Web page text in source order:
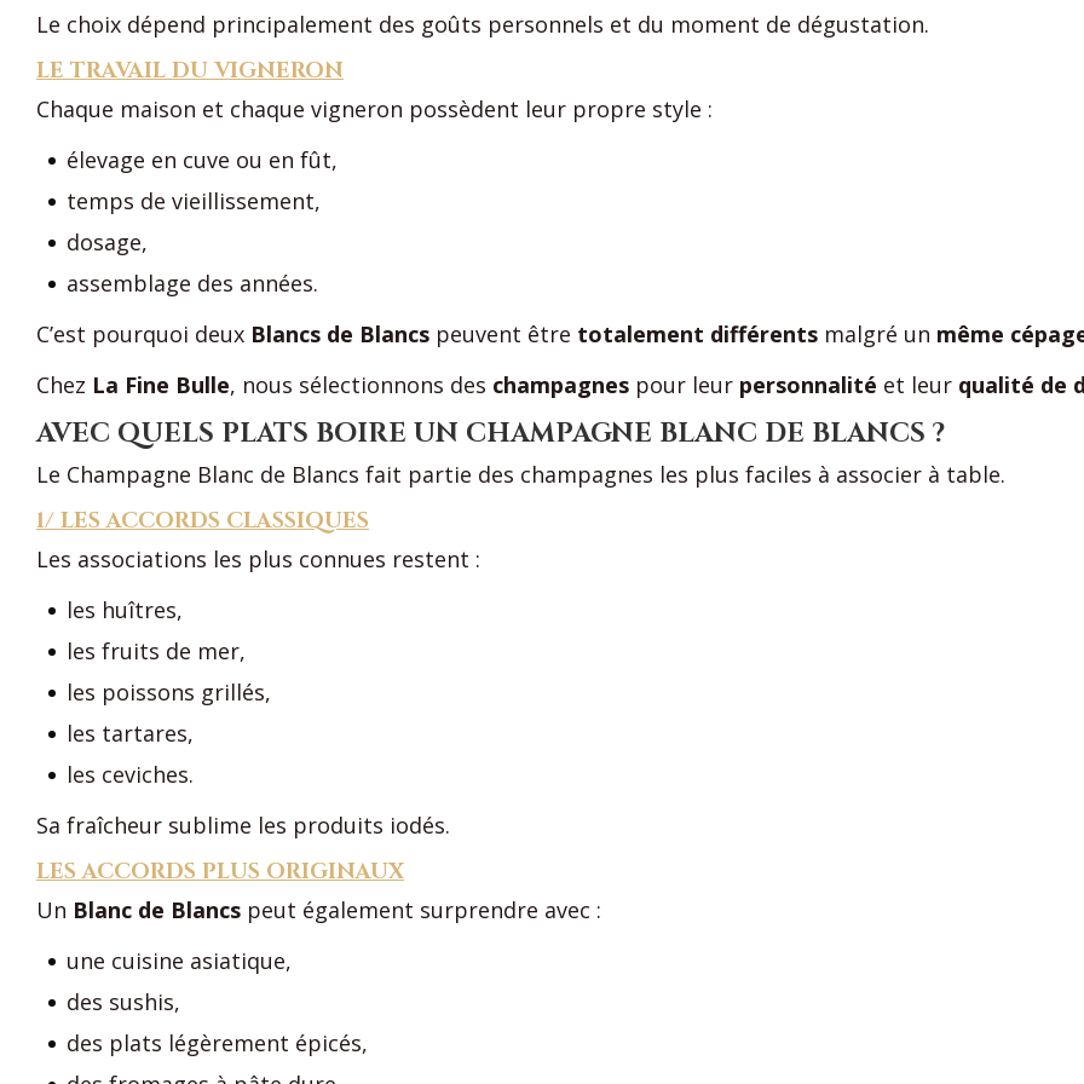
Le choix dépend principalement des goûts personnels et du moment de dégustation.
LE TRAVAIL DU VIGNERON
Chaque maison et chaque vigneron possèdent leur propre style :
élevage en cuve ou en fût,
temps de vieillissement,
dosage,
assemblage des années.
C’est pourquoi deux Blancs de Blancs peuvent être totalement différents malgré un même
Chez La Fine Bulle, nous sélectionnons des champagnes pour leur personnalité et leur qualité de
AVEC QUELS PLATS BOIRE UN CHAMPAGNE BLANC DE BLANCS ?
Le Champagne Blanc de Blancs fait partie des champagnes les plus faciles à associer à table.
1/ LES ACCORDS CLASSIQUES
Les associations les plus connues restent :
les huîtres,
les fruits de mer,
les poissons grillés,
les tartares,
les ceviches.
Sa fraîcheur sublime les produits iodés.
LES ACCORDS PLUS ORIGINAUX
Un Blanc de Blancs peut également surprendre avec :
une cuisine asiatique,
des sushis,
des plats légèrement épicés,